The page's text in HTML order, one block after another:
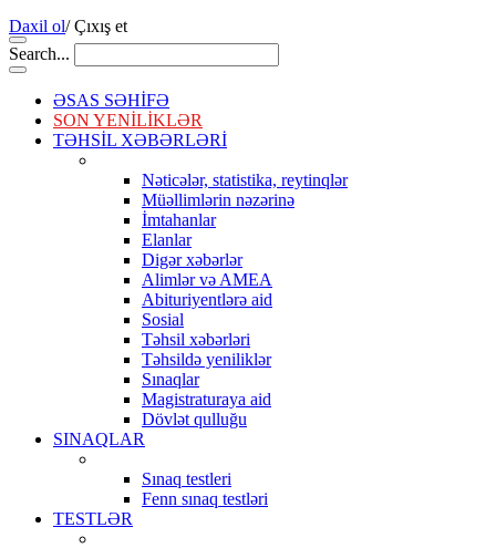
Daxil ol/Çıxış et
Search...
ƏSAS SƏHİFƏ
SON YENİLİKLƏR
TƏHSİL XƏBƏRLƏRİ
Nəticələr, statistika, reytinqlər
Müəllimlərin nəzərinə
İmtahanlar
Elanlar
Digər xəbərlər
Alimlər və AMEA
Abituriyentlərə aid
Sosial
Təhsil xəbərləri
Təhsildə yeniliklər
Sınaqlar
Magistraturaya aid
Dövlət qulluğu
SINAQLAR
Sınaq testleri
Fenn sınaq testləri
TESTLƏR